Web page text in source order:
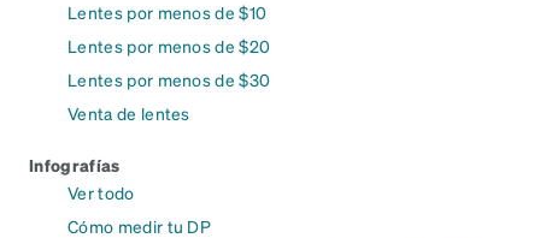
Lentes por menos de $10
Lentes por menos de $20
Lentes por menos de $30
Venta de lentes
Infografías
Ver todo
Cómo medir tu DP